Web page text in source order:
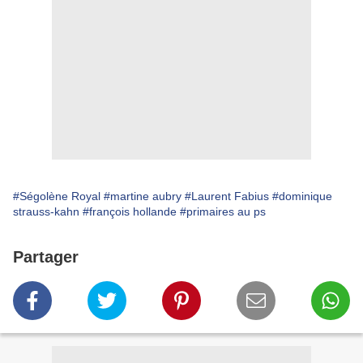
#Ségolène Royal #martine aubry #Laurent Fabius #dominique
strauss-kahn #françois hollande #primaires au ps
Partager